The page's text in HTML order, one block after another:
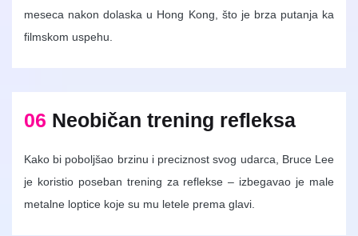
meseca nakon dolaska u Hong Kong, što je brza putanja ka
filmskom uspehu.
06 Neobičan trening refleksa
Kako bi poboljšao brzinu i preciznost svog udarca, Bruce Lee
je koristio poseban trening za reflekse – izbegavao je male
metalne loptice koje su mu letele prema glavi.